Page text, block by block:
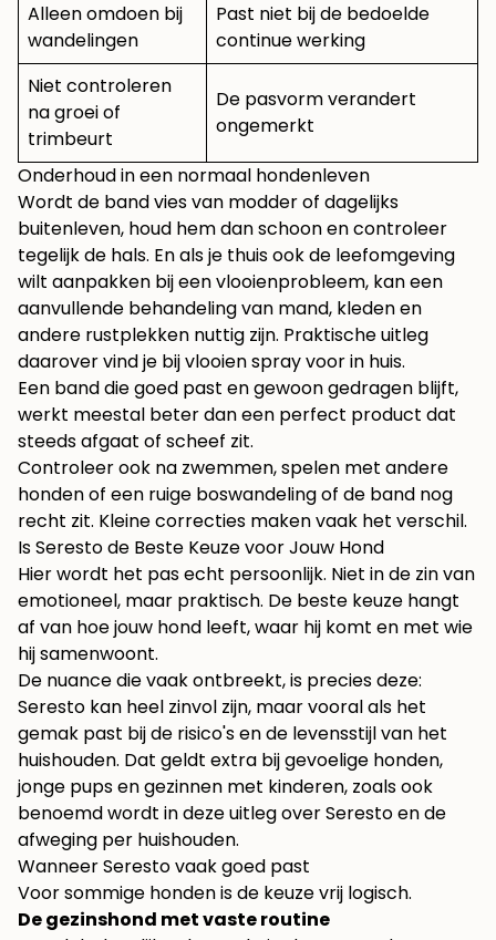
Alleen omdoen bij
wandelingen
Past niet bij de bedoelde
continue werking
Niet controleren
na groei of
trimbeurt
De pasvorm verandert
ongemerkt
Onderhoud in een normaal hondenleven
Wordt de band vies van modder of dagelijks
buitenleven, houd hem dan schoon en controleer
tegelijk de hals. En als je thuis ook de leefomgeving
wilt aanpakken bij een vlooienprobleem, kan een
aanvullende behandeling van mand, kleden en
andere rustplekken nuttig zijn. Praktische uitleg
daarover vind je bijvlooien spray voor in huis.
Een band die goed past en gewoon gedragen blijft,
werkt meestal beter dan een perfect product dat
steeds afgaat of scheef zit.
Controleer ook na zwemmen, spelen met andere
honden of een ruige boswandeling of de band nog
recht zit. Kleine correcties maken vaak het verschil.
Is Seresto de Beste Keuze voor Jouw Hond
Hier wordt het pas echt persoonlijk. Niet in de zin van
emotioneel, maar praktisch. De beste keuze hangt
af van hoe jouw hond leeft, waar hij komt en met wie
hij samenwoont.
De nuance die vaak ontbreekt, is precies deze:
Seresto kan heel zinvol zijn, maar vooral als het
gemak past bij de risico's en de levensstijl van het
huishouden. Dat geldt extra bij gevoelige honden,
jonge pups en gezinnen met kinderen, zoals ook
benoemd wordt in deze uitleg over Seresto en de
afweging per huishouden.
Wanneer Seresto vaak goed past
Voor sommige honden is de keuze vrij logisch.
De gezinshond met vaste routine